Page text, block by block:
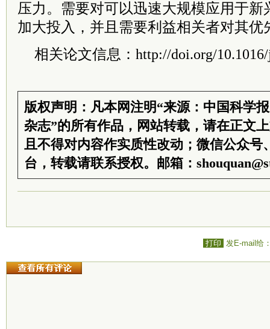
压力。需要对可以迅速大规模应用于新
加大投入，并且需要利益相关者对其优
相关论文信息：http://doi.org/
版权声明：凡本网注明“来源：中国科学
杂志”的所有作品，网站转载，请在正文
且不得对内容作实质性改动；微信公众号
台，转载请联系授权。邮箱：
打印 发E-mail给